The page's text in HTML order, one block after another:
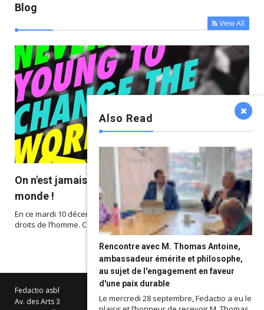
Blog
View All
On n'est jamais trop jeune pour changer le
monde !
En ce mardi 10 décembre 2019, nous célébrons la Journée des
droits de l’homme. Cette année nous m...
Fedactio asbl
Av. des Arts 3
Also Read
Rencontre avec M. Thomas Antoine,
ambassadeur émérite et philosophe,
au sujet de l'engagement en faveur
d'une paix durable
Le mercredi 28 septembre, Fedactio a eu le